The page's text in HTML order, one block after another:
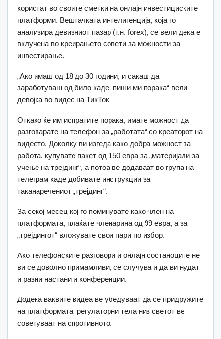
користат во своите сметки на онлајн инвестициските
платформи. Вештачката интелигенција, која го
анализира девизниот пазар (т.н. forex), се вели дека е
вклучена во креирањето совети за можности за
инвестирање.
„Ако имаш од 18 до 30 години, и сакаш да
заработуваш од било каде, пиши ми порака“ вели
девојка во видео на ТикТок.
Откако ќе им испратите порака, имате можност да
разговарате на телефон за „работата“ со креаторот на
видеото. Доколку ви изгеда како добра можност за
работа, купувате пакет од 150 евра за „материјали за
учење на трејдинг“, а потоа ве додаваат во група на
телеграм каде добивате инструкции за
таканаречениот „трејдинг“.
За секој месец кој го поминувате како член на
платформата, плаќате членарина од 99 евра, а за
„трејдингот“ вложувате свои пари по избор.
Ако телефонските разговори и онлајн состаноците не
ви се доволно примамливи, се случува и да ви нудат
и разни настани и конференции.
Додека ваквите видеа ве убедуваат да се придружите
на платформата, регулаторни тела низ светот ве
советуваат на спротивното.